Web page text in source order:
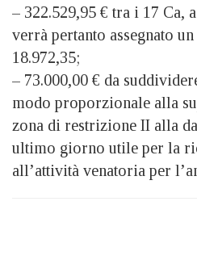
– 322.529,95 € tra i 17 Ca,
verrà pertanto assegnato
18.972,35;
– 73.000,00 € da
modo proporzionale alla
zona di restrizione II alla
ultimo giorno utile per la
all’attività venatoria per